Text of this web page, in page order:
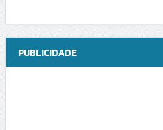
PUBLICIDADE